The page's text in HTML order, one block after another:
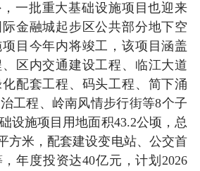
一批重大基础设施项目也迎来
金融城起步区公共部分地下空
目今年内将竣工，该项目涵盖
区内交通建设工程、临江大道
配套工程、码头工程、简下涌
工程、岭南风情步行街等8个子
设施项目用地面积43.2公顷，总
方米，配套建设变电站、公交首
年度投资达40亿元，计划2026